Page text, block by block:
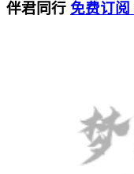
伴君同行 免费订阅